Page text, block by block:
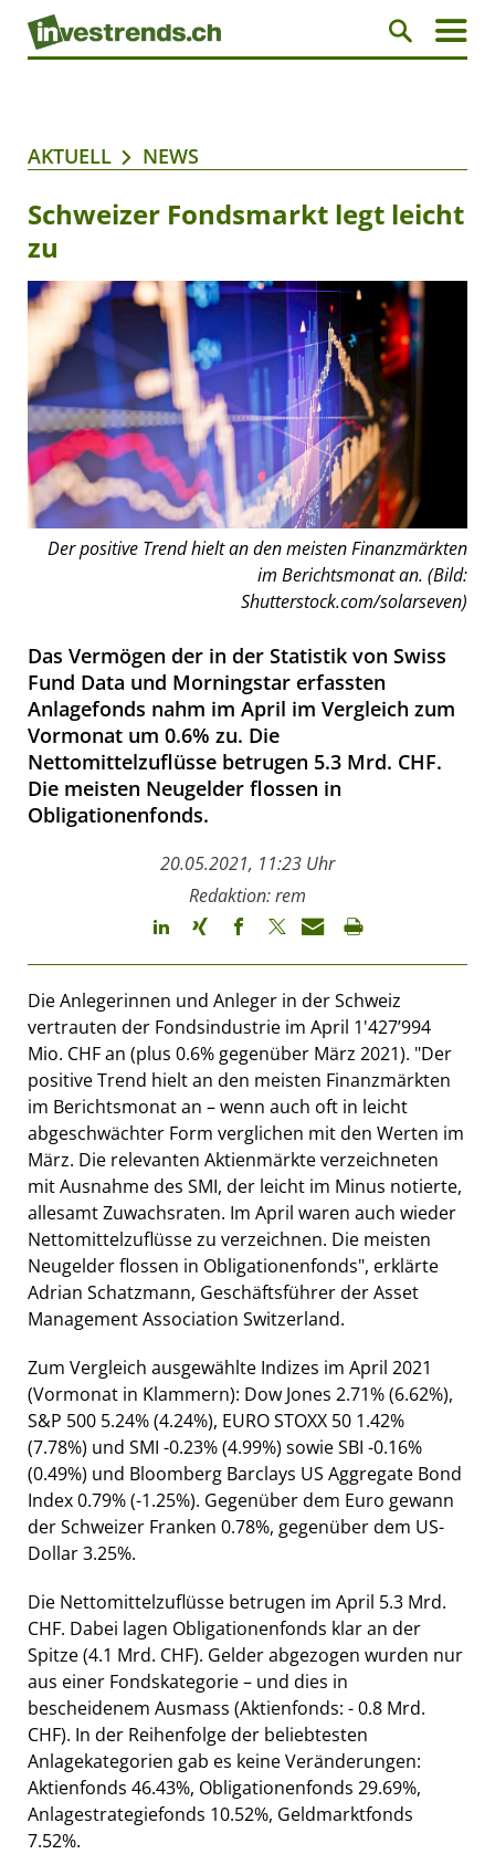
AKTUELL NEWS
Schweizer Fondsmarkt legt leicht
zu
Der positive Trend hielt an den meisten Finanzmärkten
im Berichtsmonat an. (Bild:
Shutterstock.com/solarseven)
Das Vermögen der in der Statistik von Swiss
Fund Data und Morningstar erfassten
Anlagefonds nahm im April im Vergleich zum
Vormonat um 0.6% zu. Die
Nettomittelzuflüsse betrugen 5.3 Mrd. CHF.
Die meisten Neugelder flossen in
Obligationenfonds.
20.05.2021, 11:23 Uhr
Redaktion: rem
Die Anlegerinnen und Anleger in der Schweiz
vertrauten der Fondsindustrie im April 1'427’994
Mio. CHF an (plus 0.6% gegenüber März 2021). "Der
positive Trend hielt an den meisten Finanzmärkten
im Berichtsmonat an – wenn auch oft in leicht
abgeschwächter Form verglichen mit den Werten im
März. Die relevanten Aktienmärkte verzeichneten
mit Ausnahme des SMI, der leicht im Minus notierte,
allesamt Zuwachsraten. Im April waren auch wieder
Nettomittelzuflüsse zu verzeichnen. Die meisten
Neugelder flossen in Obligationenfonds", erklärte
Adrian Schatzmann, Geschäftsführer der Asset
Management Association Switzerland.
Zum Vergleich ausgewählte Indizes im April 2021
(Vormonat in Klammern): Dow Jones 2.71% (6.62%),
S&P 500 5.24% (4.24%), EURO STOXX 50 1.42%
(7.78%) und SMI -0.23% (4.99%) sowie SBI -0.16%
(0.49%) und Bloomberg Barclays US Aggregate Bond
Index 0.79% (-1.25%). Gegenüber dem Euro gewann
der Schweizer Franken 0.78%, gegenüber dem US-
Dollar 3.25%.
Die Nettomittelzuflüsse betrugen im April 5.3 Mrd.
CHF. Dabei lagen Obligationenfonds klar an der
Spitze (4.1 Mrd. CHF). Gelder abgezogen wurden nur
aus einer Fondskategorie – und dies in
bescheidenem Ausmass (Aktienfonds: - 0.8 Mrd.
CHF). In der Reihenfolge der beliebtesten
Anlagekategorien gab es keine Veränderungen:
Aktienfonds 46.43%, Obligationenfonds 29.69%,
Anlagestrategiefonds 10.52%, Geldmarktfonds
7.52%.